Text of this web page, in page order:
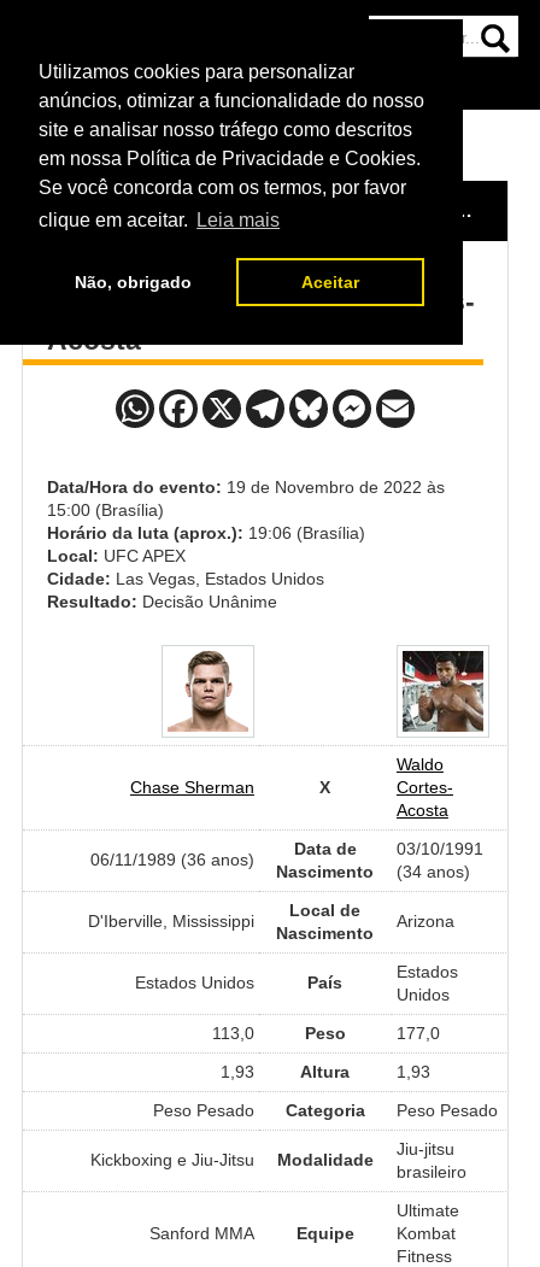
Utilizamos cookies para personalizar
anúncios, otimizar a funcionalidade do nosso
site e analisar nosso tráfego como descritos
em nossa Política de Privacidade e Cookies.
Se você concorda com os termos, por favor
clique em aceitar.
Leia mais
Não, obrigado Aceitar
NOTÍCIAS
HOME EVENTO / UFC VEGAS 65: LEWIS X SPIVAC
Chase Sherman x Waldo Cortes-
Acosta
Data/Hora do evento: 19 de Novembro de 2022 às
15:00 (Brasília)
Horário da luta (aprox.): 19:06 (Brasília)
Local: UFC APEX
Cidade: Las Vegas, Estados Unidos
Resultado: Decisão Unânime
Chase Sherman X
Waldo
Cortes-
Acosta
06/11/1989 (36 anos)
Data de
Nascimento
03/10/1991
(34 anos)
D'Iberville, Mississippi
Local de
Nascimento
Arizona
Estados Unidos País
Estados
Unidos
113,0
Peso
177,0
1,93
Altura
1,93
Peso Pesado
Categoria Peso Pesado
Kickboxing e Jiu-Jitsu Modalidade
Jiu-jitsu
brasileiro
Sanford MMA Equipe
Ultimate
Kombat
Fitness